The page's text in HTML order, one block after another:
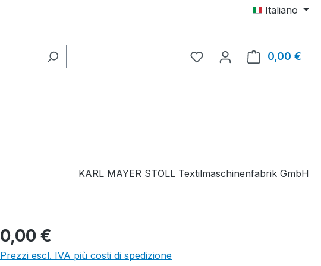
Italiano
Hai 0 articoli nella lista
0,00 €
KARL MAYER STOLL Textilmaschinenfabrik GmbH
0,00 €
Prezzi escl. IVA più costi di spedizione